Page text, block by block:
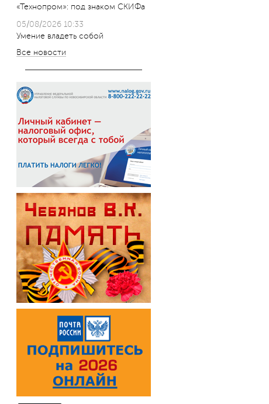
«Технопром»: под знаком СКИФа
05/08/2026 10:33
Умение владеть собой
Все новости